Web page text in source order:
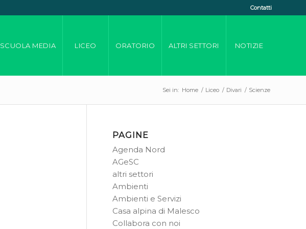
Contatti
SCUOLA MEDIA LICEO ORATORIO ALTRI SETTORI NOTIZIE
Sei in: Home / Liceo / Divari / Scienze
PAGINE
Agenda Nord
AGeSC
altri settori
Ambienti
Ambienti e Servizi
Casa alpina di Malesco
Collabora con noi